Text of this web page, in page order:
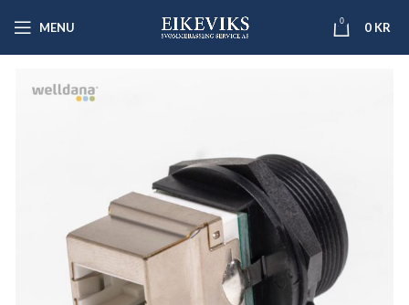
MENU 0 0 KR